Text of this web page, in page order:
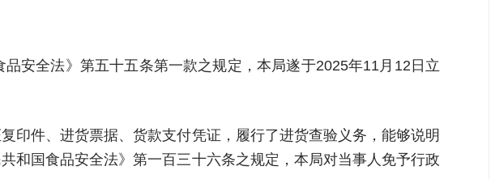
安全法》第五十五条第一款之规定，本局遂于2025年11月12日立
印件、进货票据、货款支付凭证，履行了进货查验义务，能够说明
和国食品安全法》第一百三十六条之规定，本局对当事人免予行政